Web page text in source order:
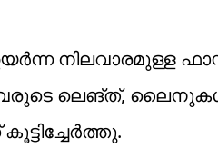
നിലവാരമുള്ള
ലെങ്ത്,